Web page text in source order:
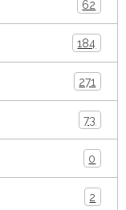
62
184
271
73
0
2